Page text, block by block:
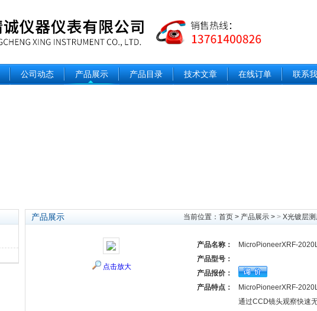
公司动态 产品展示 产品目录 技术文章 在线订单 联系
产品展示 当前位置： 首页 > 产品展示 > > X光镀层
点击放大
产品名称：
MicroPioneerXRF-
产品型号：
产品报价：
产品特点：
MicroPioneerXRF-
通过CCD镜头观察快速